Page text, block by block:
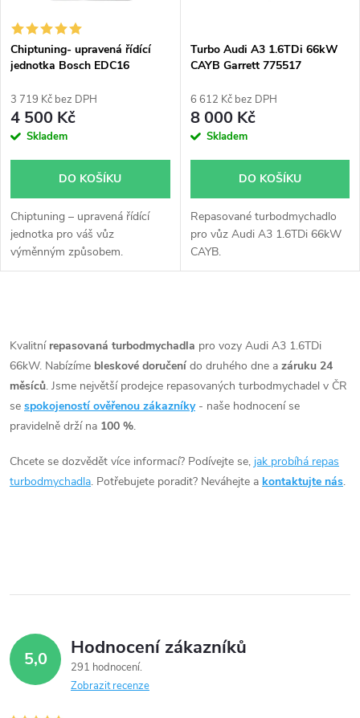
í
p
r
o
u
k
ů
s
p
r
o
d
u
k
ů
Chiptuning- upravená řídící
jednotka Bosch EDC16
3 719 Kč bez DPH
4 500 Kč
Skladem
DO KOŠÍKU
Chiptuning – upravená řídící
jednotka pro váš vůz
výměnným způsobem.
Turbo Audi A3 1.6TDi 66kW
CAYB Garrett 775517
6 612 Kč bez DPH
8 000 Kč
Skladem
DO KOŠÍKU
Repasované turbodmychadlo
pro vůz Audi A3 1.6TDi 66kW
CAYB.
v
l
á
a
v
k
Kvalitní repasovaná turbodmychadla pro vozy Audi A3 1.6TDi
66kW. Nabízíme bleskové doručení do druhého dne a záruku 24
měsíců. Jsme největší prodejce repasovaných turbodmychadel v ČR
se spokojeností ověřenou zákazníky- naše hodnocení se
pravidelně drží na 100 %.
Chcete se dozvědět více informací? Podívejte se, jak probíhá repas
turbodmychadla. Potřebujete poradit? Neváhejte a kontaktujte nás.
5,0 Hodnocení zákazníků
291 hodnocení
Zobrazit recenze